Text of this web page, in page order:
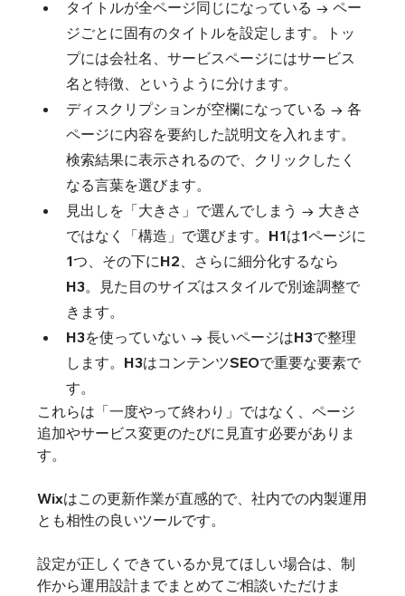
タイトルが全ページ同じになっている → ペー
ジごとに固有のタイトルを設定します。トッ
プには会社名、サービスページにはサービス
名と特徴、というように分けます。
ディスクリプションが空欄になっている → 各
ページに内容を要約した説明文を入れます。
検索結果に表示されるので、クリックしたく
なる言葉を選びます。
見出しを「大きさ」で選んでしまう → 大きさ
ではなく「構造」で選びます。H1は1ページに
1つ、その下にH2、さらに細分化するなら
H3。見た目のサイズはスタイルで別途調整で
きます。
H3を使っていない → 長いページはH3で整理
します。H3はコンテンツSEOで重要な要素で
す。
これらは「一度やって終わり」ではなく、ページ
追加やサービス変更のたびに見直す必要がありま
す。
Wixはこの更新作業が直感的で、社内での内製運用
とも相性の良いツールです。
設定が正しくできているか見てほしい場合は、制
作から運用設計までまとめてご相談いただけま